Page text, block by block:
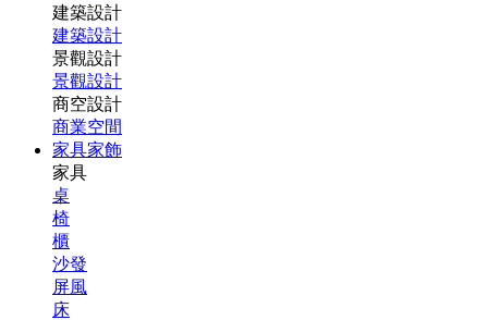
建築設計
建築設計
景觀設計
景觀設計
商空設計
商業空間
家具家飾
家具
桌
椅
櫃
沙發
屏風
床